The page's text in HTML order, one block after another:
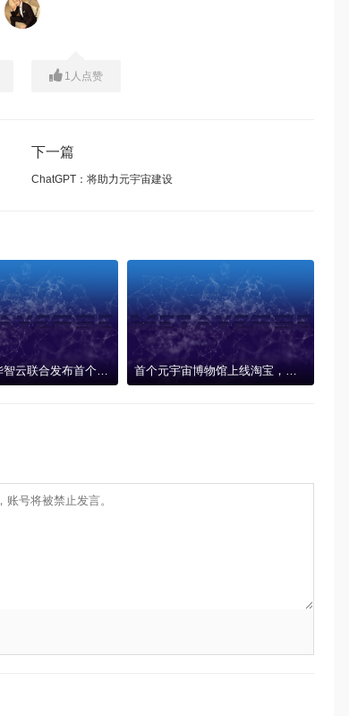
1 人点赞
下一篇
ChatGPT：将助力元宇宙建设
新华网、新华智云联合发布首个AIGC元宇宙系统“元卯”，技术赋能产业创新联盟